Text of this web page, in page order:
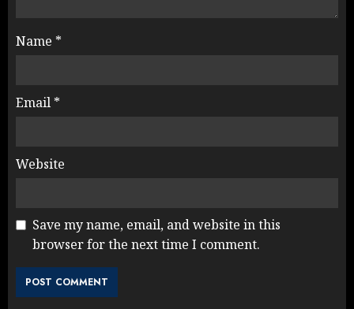
Name *
Email *
Website
Save my name, email, and website in this
browser for the next time I comment.
Yogi Government ने विज्ञापनों पर